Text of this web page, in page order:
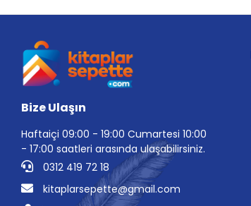
Bize Ulaşın
Haftaiçi 09:00 - 19:00 Cumartesi 10:00
- 17:00 saatleri arasında ulaşabilirsiniz.
0312 419 72 18
kitaplarsepette@gmail.com